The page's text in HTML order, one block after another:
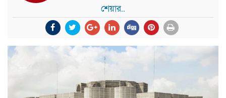
শেয়ার..